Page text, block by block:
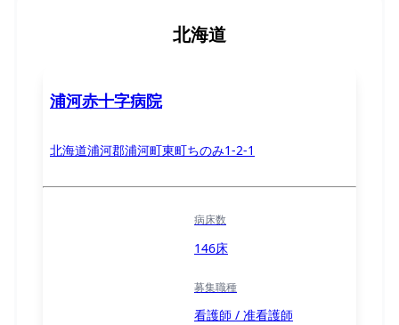
北海道
浦河赤十字病院
北海道浦河郡浦河町東町ちのみ1-2-1
病床数
146床
募集職種
看護師 / 准看護師